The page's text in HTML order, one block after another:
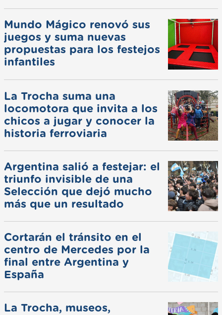
Mundo Mágico renovó sus
juegos y suma nuevas
propuestas para los festejos
infantiles
La Trocha suma una
locomotora que invita a los
chicos a jugar y conocer la
historia ferroviaria
Argentina salió a festejar: el
triunfo invisible de una
Selección que dejó mucho
más que un resultado
Cortarán el tránsito en el
centro de Mercedes por la
final entre Argentina y
España
La Trocha, museos,